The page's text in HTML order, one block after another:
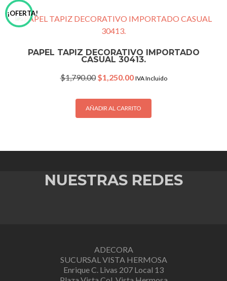
¡OFERTA!
PAPEL TAPIZ DECORATIVO IMPORTADO
CASUAL 30413.
$1,790.00 Original
was:
$1,790.00.
$1,250.00Current
is:
$1,250.00.
IVA Incluido
AÑADIR AL CARRITO
NUESTRAS REDES
ADECORA
SUCURSAL VISTA HERMOSA
Enrique C. Livas 207 Local 13